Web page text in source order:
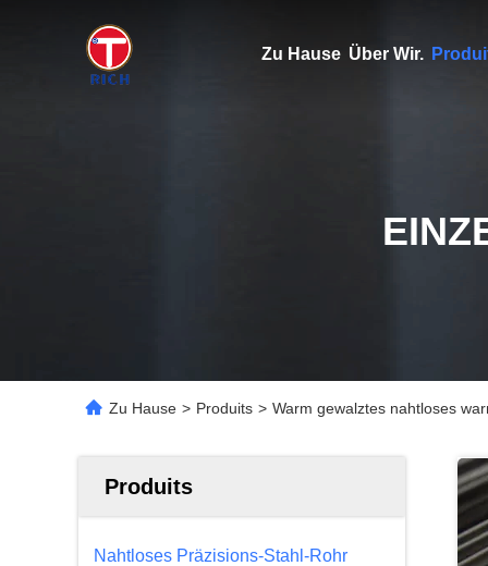
Zu Hause Über Wir.
Zu Hause > Produits > Warm gewalztes nahtloses
Produits
Nahtloses Präzisions-Stahl-Rohr